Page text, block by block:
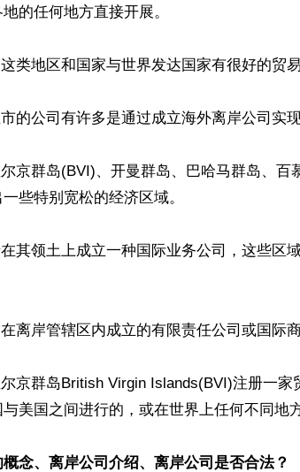
的任何地方直接开展。
类地区和国家与世界发达国家有很好的贸易
的公司有许多是通过成立海外离岸公司实现
京群岛(BVI)、开曼群岛、巴哈马群岛、百
些特别宽松的经济区域。
其领土上成立一种国际业务公司，这些区
离岸管辖区内成立的有限责任公司或国际商
京群岛British Virgin Islands(BVI)注册一家
美国之间进行的，或在世界上任何不同地
念、离岸公司介绍、离岸公司是否合法？